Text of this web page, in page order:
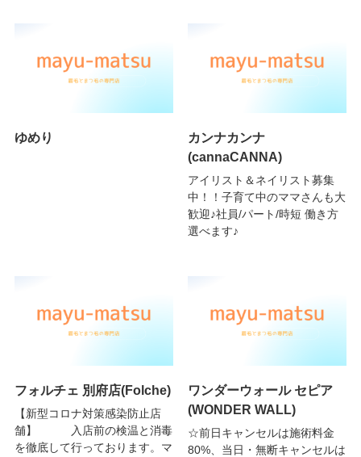
ゆめり
カンナカンナ
(cannaCANNA)
アイリスト＆ネイリスト募集
中！！子育て中のママさんも大
歓迎♪社員/パート/時短 働き方
選べます♪
フォルチェ 別府店(Folche)
【新型コロナ対策感染防止店
舗】 入店前の検温と消毒
を徹底して行っております。マ
ワンダーウォール セピア
(WONDER WALL)
☆前日キャンセルは施術料金
80%、当日・無断キャンセルは